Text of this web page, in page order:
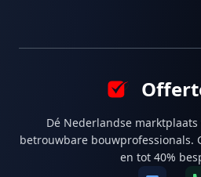
Dé Nederlandse
betrouwbare bouwprofessionals.
en tot 40%